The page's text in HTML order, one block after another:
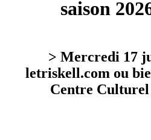
saison
> Mercredi 17
letriskell.com ou
Centre